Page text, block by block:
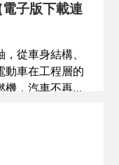
子版下載連
從車身結構、
動車在工程層的
，汽車不再只